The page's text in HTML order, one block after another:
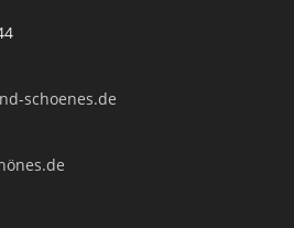
schoenes.de